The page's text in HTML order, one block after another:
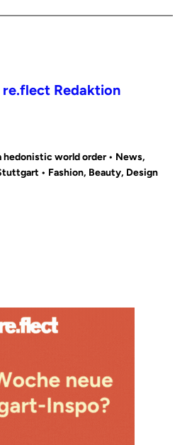
re.flect Redaktion
hedonistic world order • News,
• Fashion, Beauty, Design